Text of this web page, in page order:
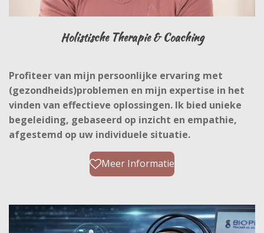
Holistische Therapie & Coaching
Profiteer van mijn persoonlijke ervaring met
(gezondheids)problemen en mijn expertise in het
vinden van effectieve oplossingen. Ik bied unieke
begeleiding, gebaseerd op inzicht en empathie,
afgestemd op uw individuele situatie.
Meer Informatie